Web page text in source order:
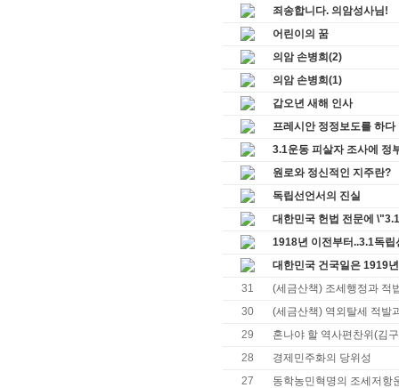
죄송합니다. 의암성사님!
어린이의 꿈
의암 손병희(2)
의암 손병희(1)
갑오년 새해 인사
프레시안 정정보도를 하다
3.1운동 피살자 조사에 정
원로와 정신적인 지주란?
독립선언서의 진실
대한민국 헌법 전문에
1918년 이전부터..3.1독립
대한민국 건국일은 1919
31
(세금산책) 조세행정과 적
30
(세금산책) 역외탈세 적발
29
혼나야 할 역사편찬위(김
28
경제민주화의 당위성
27
동학농민혁명의 조세저항